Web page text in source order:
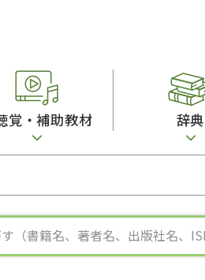
も向け
・聴解
覚・補助教材
・子ども向け補助
辞典
イン語辞典
トガル語辞典
・意味